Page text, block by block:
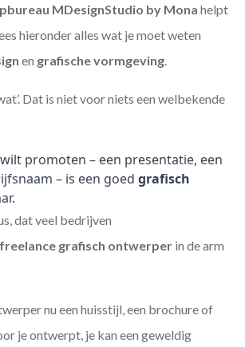
MDesignStudio by Mona helpt
hieronder alles wat je moet weten
en grafische vormgeving
Dat is niet voor niets een welbekende
promoten – een presentatie, een
– is een goed grafisch
dat veel bedrijven
freelance grafisch ontwerper in de arm
nu een huisstijl, een brochure of
je ontwerpt, je kan een geweldig